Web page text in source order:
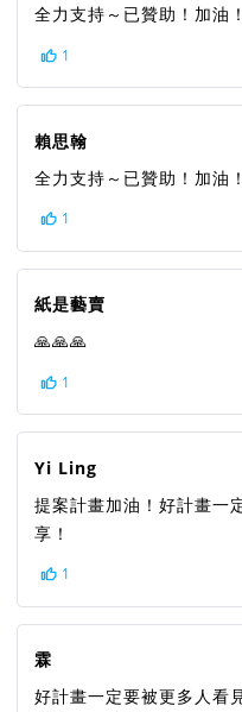
全力支持～已贊助！加油！
1
賴思翰
全力支持～已贊助！加油！
1
紙是藝賣
🙏🙏🙏
1
Yi Ling
提案計畫加油！好計畫一
享！
1
霖
好計畫一定要被更多人看